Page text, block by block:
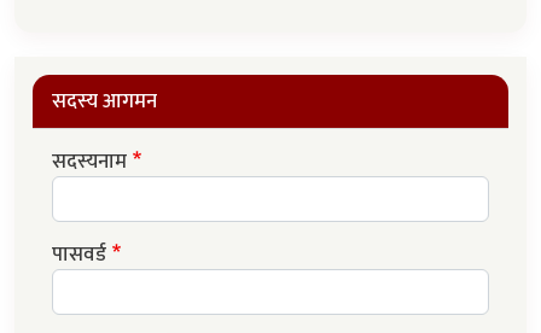
सदस्य आगमन
सदस्यनाम
पासवर्ड